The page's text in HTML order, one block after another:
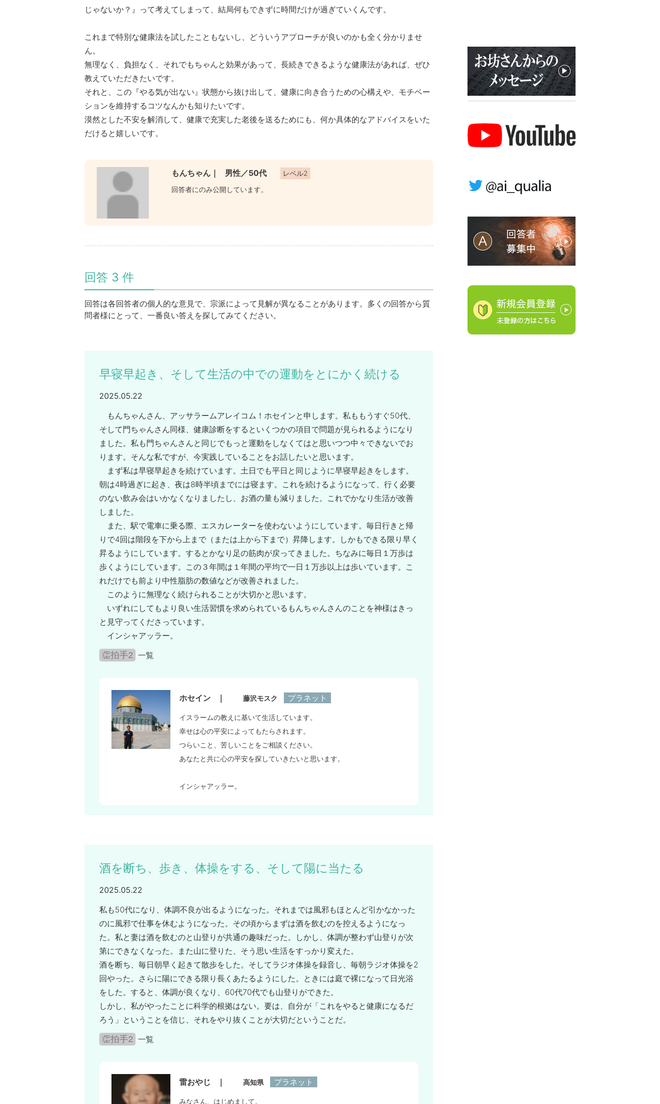
じゃないか？』って考えてしまって、結局何もできずに時間だけが過ぎていくんです。
これまで特別な健康法を試したこともないし、どういうアプローチが良いのかも全く分かりませ
ん。
無理なく、負担なく、それでもちゃんと効果があって、長続きできるような健康法があれば、ぜひ
教えていただきたいです。
それと、この『やる気が出ない』状態から抜け出して、健康に向き合うための心構えや、モチベー
ションを維持するコツなんかも知りたいです。
漠然とした不安を解消して、健康で充実した老後を送るためにも、何か具体的なアドバイスをいた
だけると嬉しいです。
もんちゃん｜ 男性／50代
レベル2
回答者にのみ公開しています。
回答 3 件
回答は各回答者の個人的な意見で、宗派によって見解が異なることがあります。多くの回答から質
問者様にとって、一番良い答えを探してみてください。
早寝早起き、そして生活の中での運動をとにかく続ける
2025.05.22
もんちゃんさん、アッサラームアレイコム！ホセインと申します。私ももうすぐ50代、
そして門ちゃんさん同様、健康診断をするといくつかの項目で問題が見られるようになり
ました。私も門ちゃんさんと同じでもっと運動をしなくてはと思いつつ中々できないでお
ります。そんな私ですが、今実践していることをお話したいと思います。
まず私は早寝早起きを続けています。土日でも平日と同じように早寝早起きをします。
朝は4時過ぎに起き、夜は8時半頃までには寝ます。これを続けるようになって、行く必要
のない飲み会はいかなくなりましたし、お酒の量も減りました。これでかなり生活が改善
しました。
また、駅で電車に乗る際、エスカレーターを使わないようにしています。毎日行きと帰
りで4回は階段を下から上まで（または上から下まで）昇降します。しかもできる限り早く
昇るようにしています。するとかなり足の筋肉が戻ってきました。ちなみに毎日１万歩は
歩くようにしています。この３年間は１年間の平均で一日１万歩以上は歩いています。こ
れだけでも前より中性脂肪の数値などが改善されました。
このように無理なく続けられることが大切かと思います。
いずれにしてもより良い生活習慣を求められているもんちゃんさんのことを神様はきっ
と見守ってくださっています。
インシャアッラー。
👏拍手2 一覧
ホセイン ｜ 藤沢モスク プラネット
イスラームの教えに基いて生活しています。
幸せは心の平安によってもたらされます。
つらいこと、苦しいことをご相談ください。
あなたと共に心の平安を探していきたいと思います。
インシャアッラー。
酒を断ち、歩き、体操をする、そして陽に当たる
2025.05.22
私も50代になり、体調不良が出るようになった。それまでは風邪もほとんど引かなかった
のに風邪で仕事を休むようになった。その頃からまずは酒を飲むのを控えるようになっ
た。私と妻は酒を飲むのと山登りが共通の趣味だった。しかし、体調が整わず山登りが次
第にできなくなった。また山に登りた、そう思い生活をすっかり変えた。
酒を断ち、毎日朝早く起きて散歩をした。そしてラジオ体操を録音し、毎朝ラジオ体操を2
回やった。さらに陽にできる限り長くあたるようにした。ときには庭で裸になって日光浴
をした。すると、体調が良くなり、60代70代でも山登りができた。
しかし、私がやったことに科学的根拠はない。要は、自分が「これをやると健康になるだ
ろう」ということを信じ、それをやり抜くことが大切だということだ。
👏拍手2 一覧
雷おやじ ｜ 高知県 プラネット
みなさん、はじめまして。